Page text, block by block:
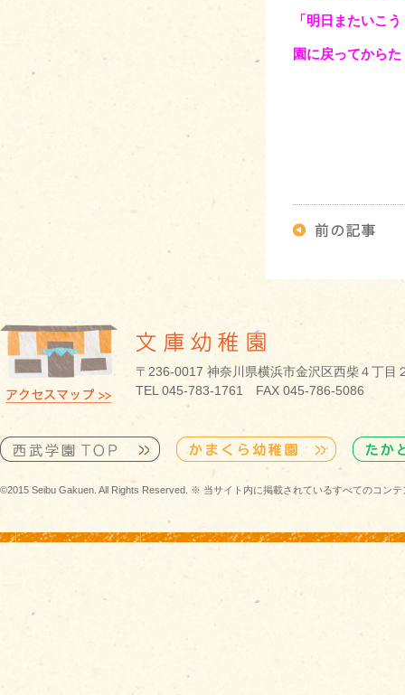
「明日またいこ
園に戻ってから
〒236-0017 神奈川県横浜市金沢区西柴４丁
TEL 045-783-1761 FAX 045-786-5086
©2015 Seibu Gakuen. All Rights Reserved. ※ 当サイト内に掲載されているすべてのコン